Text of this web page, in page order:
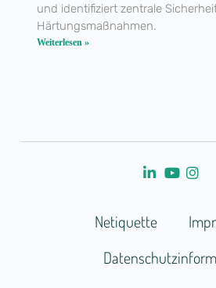
und identifiziert zentrale
Härtungsmaßnahmen.
Weiterlesen »
Netiquette